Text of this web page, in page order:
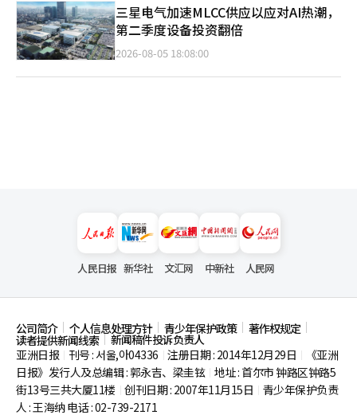
三星电气加速MLCC供应以应对AI热潮，
第二季度设备投资翻倍
2026-08-05 18:08:00
人民日报 新华社 文汇网 中新社 人民网
公司简介 个人信息处理方针 青少年保护政策 著作权规定
读者提供新闻线索
新闻稿件投诉负责人
亚洲日报
刊号 : 서울,아04336 注册日期 : 2014年12月29日
《亚洲
日报》发行人及总编辑 : 郭永吉、梁圭铉 地址 : 首尔市钟路区钟路5
街13号三共大厦11楼 创刊日期 : 2007年11月15日
青少年保护负责
人 : 王海纳 电话 : 02-739-2171